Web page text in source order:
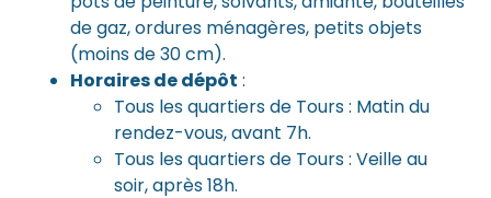
de gaz, ordures ménagères, petits objets
(moins de 30 cm).
Horaires de dépôt :
Tous les quartiers de Tours : Matin du
rendez-vous, avant 7h.
Tous les quartiers de Tours : Veille au
soir, après 18h.